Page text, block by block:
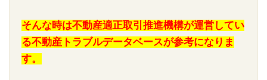
そんな時は不動産適正取引推進機構が運営してい
る不動産トラブルデータベースが参考になりま
す。